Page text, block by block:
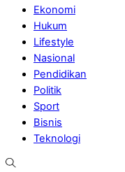
Ekonomi
Hukum
Lifestyle
Nasional
Pendidikan
Politik
Sport
Bisnis
Teknologi